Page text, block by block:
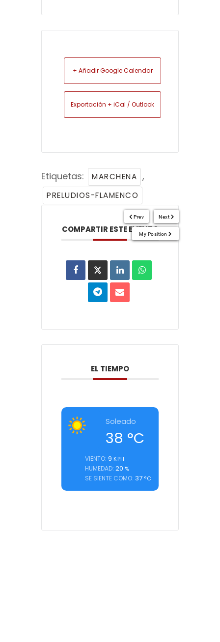
+ Añadir Google Calendar
Exportación + iCal / Outlook
Etiquetas: MARCHENA ,
PRELUDIOS-FLAMENCO
COMPARTIR ESTE EVENTO
EL TIEMPO
Soleado
38 °C
VIENTO: 9 KPH
HUMEDAD: 20 %
SE SIENTE COMO: 37°C
Next
Prev
My Position